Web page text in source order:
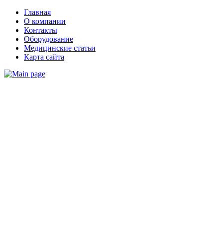
Главная
О компании
Контакты
Оборудование
Медицинские статьи
Карта сайта